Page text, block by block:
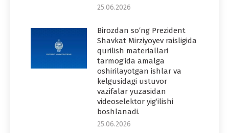
25.06.2026
Birozdan so‘ng Prezident
Shavkat Mirziyoyev raisligida
qurilish materiallari
tarmog‘ida amalga
oshirilayotgan ishlar va
kelgusidagi ustuvor
vazifalar yuzasidan
videoselektor yig‘ilishi
boshlanadi.
25.06.2026